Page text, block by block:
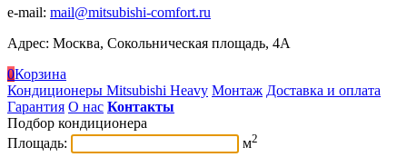
e-mail: mail@mitsubishi-comfort.ru
Адрес: Москва, Сокольническая площадь, 4А
0Корзина
Кондиционеры Mitsubishi Heavy Монтаж Доставка и оплата
Гарантия О нас Контакты
Подбор кондиционера
Площадь:
м2